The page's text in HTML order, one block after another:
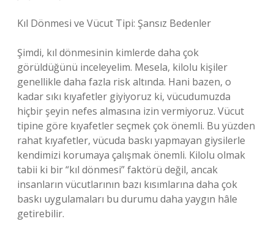
Kıl Dönmesi ve Vücut Tipi: Şansız Bedenler
Şimdi, kıl dönmesinin kimlerde daha çok
görüldüğünü inceleyelim. Mesela, kilolu kişiler
genellikle daha fazla risk altında. Hani bazen, o
kadar sıkı kıyafetler giyiyoruz ki, vücudumuzda
hiçbir şeyin nefes almasına izin vermiyoruz. Vücut
tipine göre kıyafetler seçmek çok önemli. Bu yüzden
rahat kıyafetler, vücuda baskı yapmayan giysilerle
kendimizi korumaya çalışmak önemli. Kilolu olmak
tabii ki bir “kıl dönmesi” faktörü değil, ancak
insanların vücutlarının bazı kısımlarına daha çok
baskı uygulamaları bu durumu daha yaygın hâle
getirebilir.